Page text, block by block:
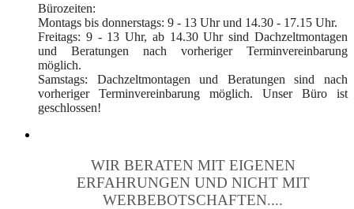
Bürozeiten:
Montags bis donnerstags: 9 - 13 Uhr und 14.30 - 17.15 Uhr.
Freitags: 9 - 13 Uhr, ab 14.30 Uhr sind Dachzeltmontagen
und Beratungen nach vorheriger Terminvereinbarung
möglich.
Samstags: Dachzeltmontagen und Beratungen sind nach
vorheriger Terminvereinbarung möglich. Unser Büro ist
geschlossen!
WIR BERATEN MIT EIGENEN
ERFAHRUNGEN UND NICHT MIT
WERBEBOTSCHAFTEN....